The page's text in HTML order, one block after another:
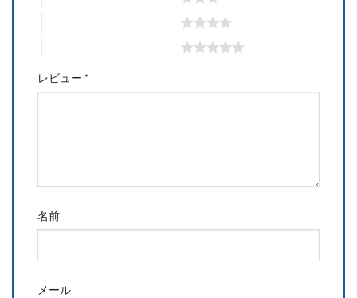
レビュー *
名前
メール